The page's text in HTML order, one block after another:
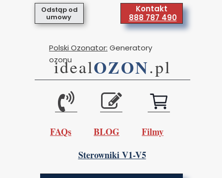
Odstąp od
umowy
Kontakt
888 787 490
FAQs BLOG Filmy
idealOZON.pl
Polski Ozonator: Generatory
ozonu
Sterowniki V1-V5